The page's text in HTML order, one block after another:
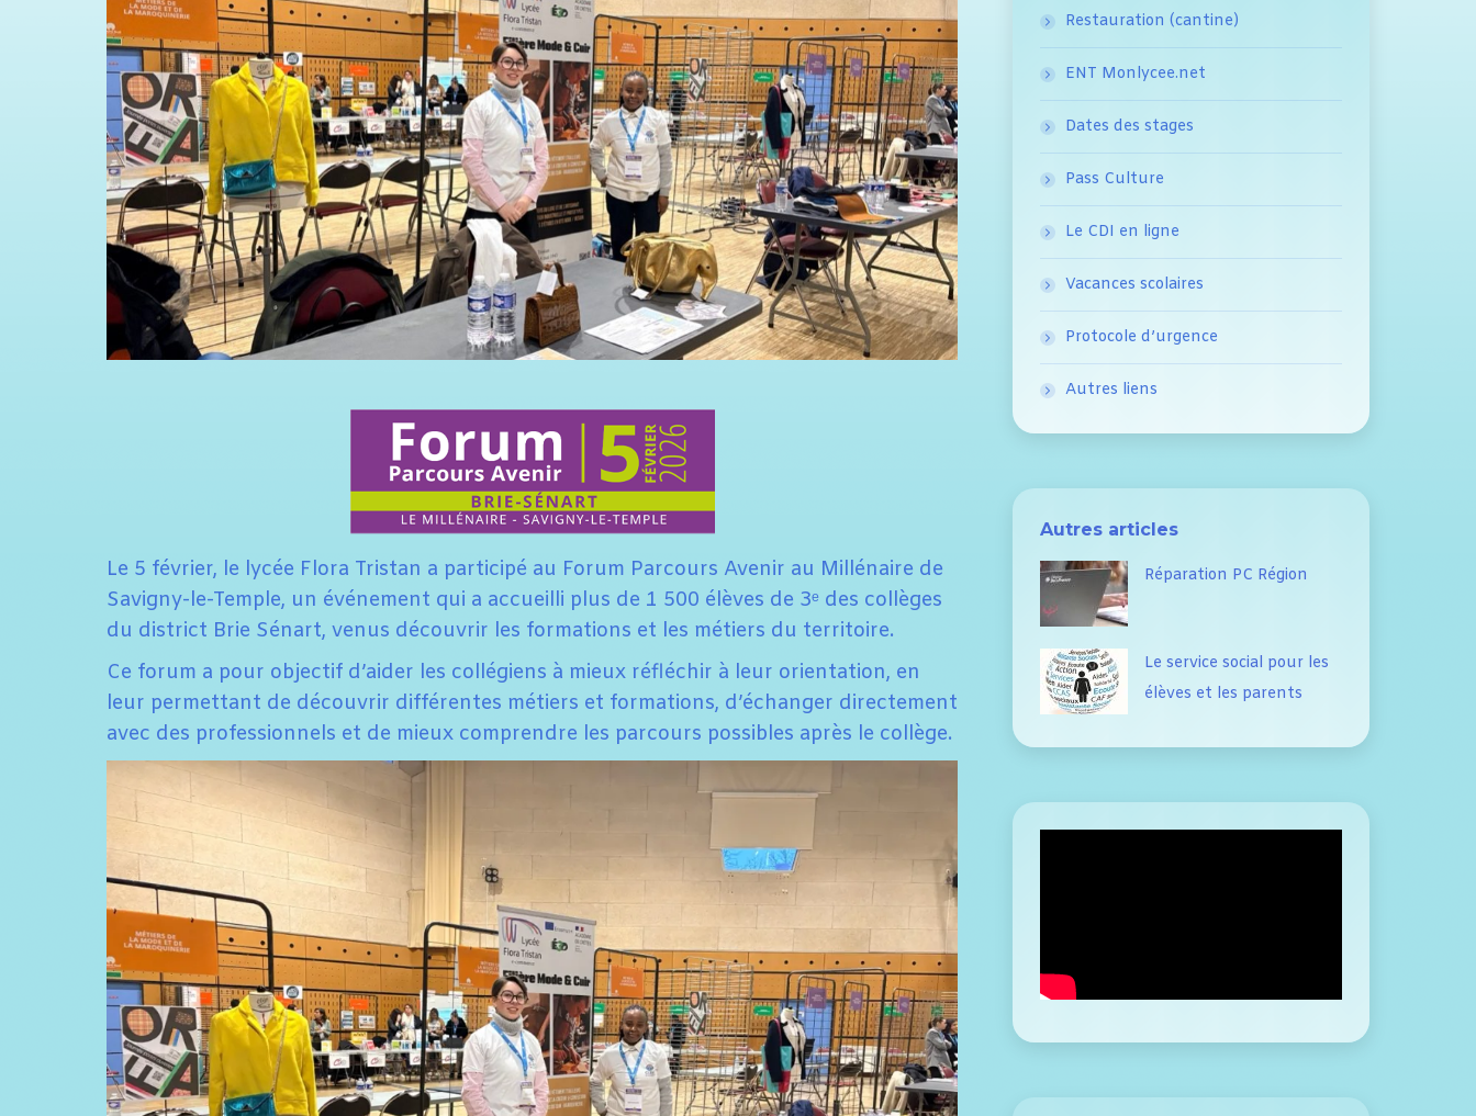
Le 5 février, le lycée Flora Tristan a participé au Forum Parcours Avenir au Millénaire de
Savigny-le-Temple, un événement qui a accueilli plus de 1 500 élèves de 3ᵉ des collèges
du district Brie Sénart, venus découvrir les formations et les métiers du territoire.
Ce forum a pour objectif d’aider les collégiens à mieux réfléchir à leur orientation, en
leur permettant de découvrir différentes métiers et formations, d’échanger directement
avec des professionnels et de mieux comprendre les parcours possibles après le collège.
Restauration (cantine)
ENT Monlycee.net
Dates des stages
Pass Culture
Le CDI en ligne
Vacances scolaires
Protocole d’urgence
Autres liens
Autres articles
Réparation PC Région
Le service social pour les
élèves et les parents